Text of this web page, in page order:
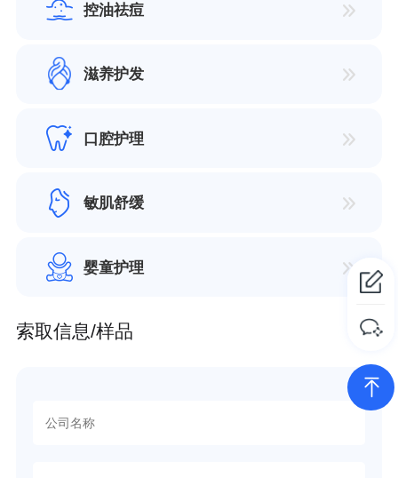
控油祛痘
滋养护发
口腔护理
敏肌舒缓
婴童护理
索取信息/样品